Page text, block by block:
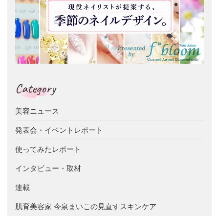
Category
美容ニュース
発表会・イベントレポート
使ってみたレポート
インタビュー・取材
連載
肌育美容家 今泉まいこの見直すスキンケア